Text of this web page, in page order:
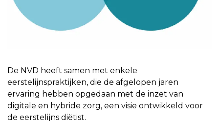
De NVD heeft samen met enkele
eerstelijnspraktijken, die de afgelopen jaren
ervaring hebben opgedaan met de inzet van
digitale en hybride zorg, een visie ontwikkeld voor
de eerstelijns diëtist.